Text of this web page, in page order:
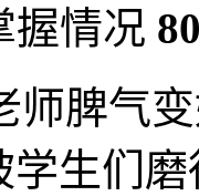
握情况
师脾气
学生们